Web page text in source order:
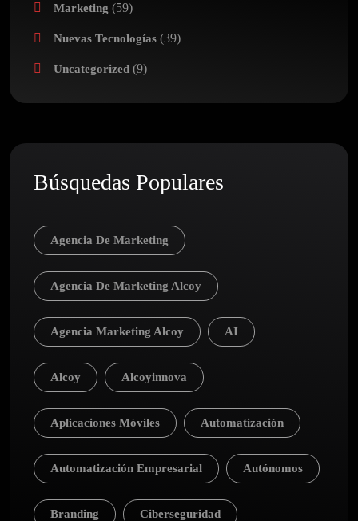
Marketing (59)
Nuevas Tecnologías (39)
Uncategorized (9)
Búsquedas Populares
Agencia De Marketing
Agencia De Marketing Alcoy
Agencia Marketing Alcoy AI
Alcoy Alcoyinnova
Aplicaciones Móviles Automatización
Automatización Empresarial Autónomos
Branding Ciberseguridad